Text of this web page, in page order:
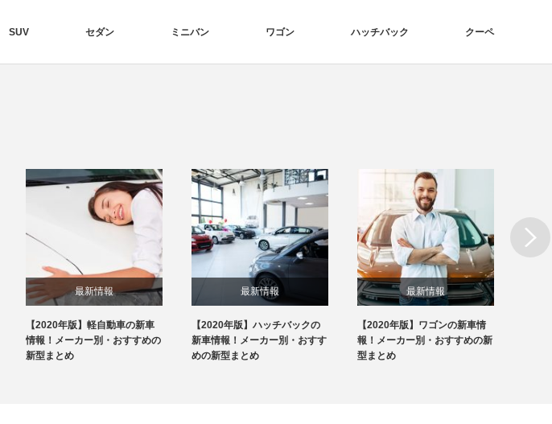
SUV セダン ミニバン ワゴン ハッチバック クーペ
最新情報
【2020年版】軽自動車の新車
情報！メーカー別・おすすめの
新型まとめ
最新情報
【2020年版】ハッチバックの
新車情報！メーカー別・おすす
めの新型まとめ
最新情報
【2020年版】ワゴンの新車情
報！メーカー別・おすすめの新
型まとめ
Next